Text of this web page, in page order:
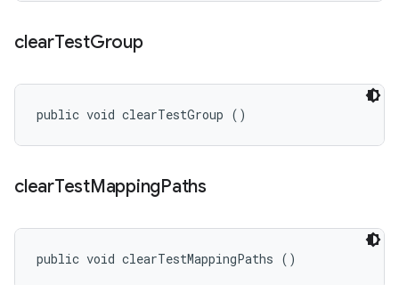
clearTestGroup
public void clearTestGroup ()
clearTestMappingPaths
public void clearTestMappingPaths ()